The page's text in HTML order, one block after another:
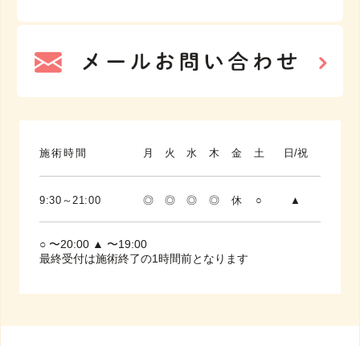
施術時間 月 火 水 木 金 土 日/祝
9:30～21:00 ◎ ◎ ◎ ◎ 休 ○ ▲
○ 〜20:00 ▲ 〜19:00
最終受付は施術終了の1時間前となります